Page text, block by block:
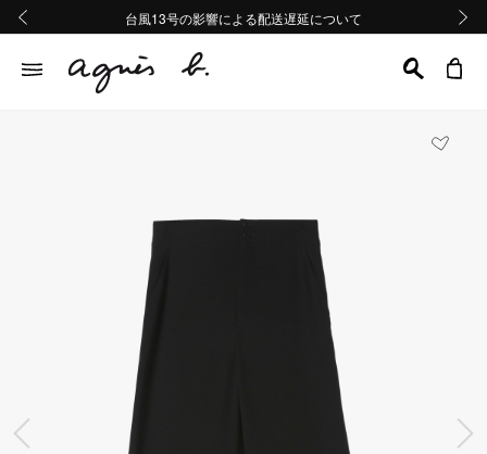
熊本地域地震の影響による配送遅延について
Summer Sale 2buy10%OFF!!
台風13号の影響による配送遅延について
熊本地域地震の影響による配送遅延について
Summer Sale 2buy10%OFF!!
前の画像